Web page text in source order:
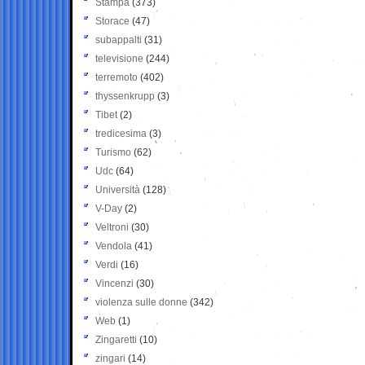
Stampa (373)
Storace (47)
subappalti (31)
televisione(244)
terremoto (402)
thyssenkrupp (3)
Tibet(2)
tredicesima (3)
Turismo (62)
Udc (64)
Università (128)
V-Day (2)
Veltroni (30)
Vendola (41)
Verdi (16)
Vincenzi (30)
violenza sulle donne (342)
Web (1)
Zingaretti (10)
zingari (14)